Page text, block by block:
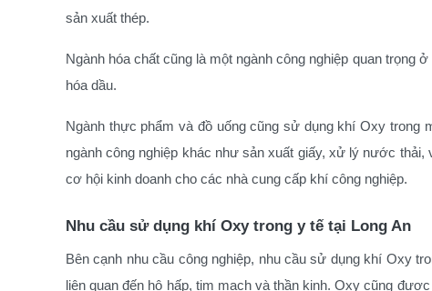
sản xuất thép.
Ngành hóa chất cũng là một ngành công nghiệp quan trọng
hóa dầu.
Ngành thực phẩm và đồ uống cũng sử dụng khí Oxy
ngành công nghiệp khác như sản xuất giấy, xử lý nước thải,
cơ hội kinh doanh cho các nhà cung cấp khí công nghiệp.
Nhu cầu sử dụng khí Oxy trong y tế tại Long An
Bên cạnh nhu cầu công nghiệp, nhu cầu sử dụng khí Oxy
liên quan đến hô hấp, tim mạch và thần kinh. Oxy cũng